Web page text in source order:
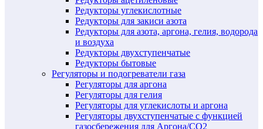
Редукторы углекислотные
Редукторы для закиси азота
Редукторы для азота, аргона, гелия, водорода
и воздуха
Редукторы двухступенчатые
Редукторы бытовые
Регуляторы и подогреватели газа
Регуляторы для аргона
Регуляторы для гелия
Регуляторы для углекислоты и аргона
Регуляторы двухступенчатые c функцией
газосбережения для Аргона/СО2